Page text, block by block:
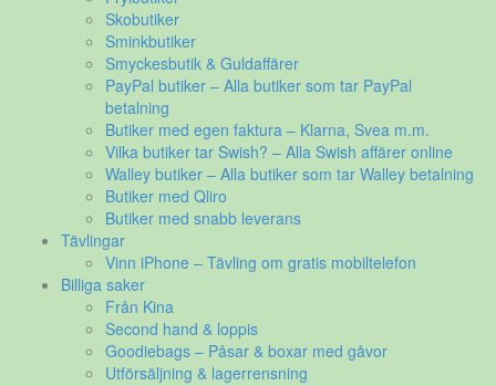
Skobutiker
Sminkbutiker
Smyckesbutik & Guldaffärer
PayPal butiker – Alla butiker som tar PayPal
betalning
Butiker med egen faktura – Klarna, Svea m.m.
Vilka butiker tar Swish? – Alla Swish affärer online
Walley butiker – Alla butiker som tar Walley betalning
Butiker med Qliro
Butiker med snabb leverans
Tävlingar
Vinn iPhone – Tävling om gratis mobiltelefon
Billiga saker
Från Kina
Second hand & loppis
Goodiebags – Påsar & boxar med gåvor
Utförsäljning & lagerrensning